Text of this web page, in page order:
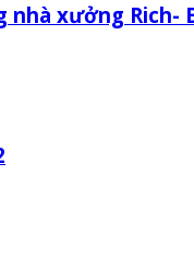
nhà xưởng Rich-